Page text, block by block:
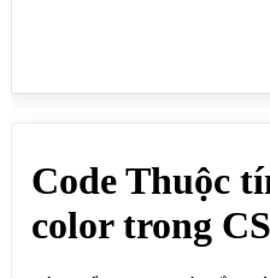
0.3);">border-color:
<div style="border-color:
51%);">border-color: